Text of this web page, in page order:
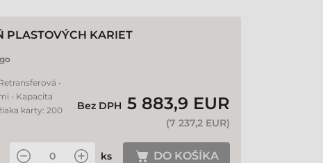
PLASTOVÝCH KARIET
•
• Kapacita
karty: 200
Bez DPH 5 883,9 EUR
(7 237,2 EUR)
ks DO KOŠÍKA